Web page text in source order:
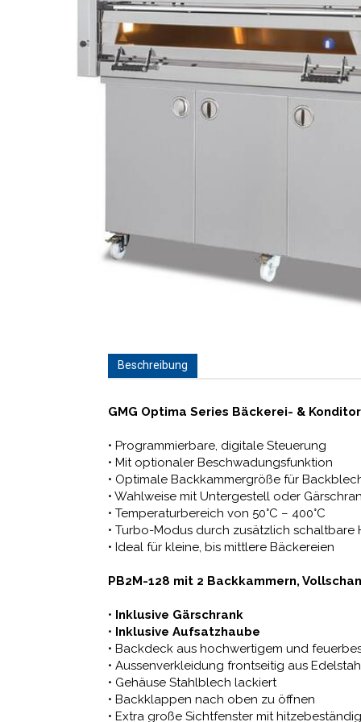
Beschreibung
GMG Optima Series Bäckerei- &
• Programmierbare, digitale Steuerung
• Mit optionaler Beschwadungsfunktion
• Optimale Backkammergröße für
• Wahlweise mit Untergestell oder
• Temperaturbereich von 50°C – 400°C
• Turbo-Modus durch zusätzlich schaltbare
• Ideal für kleine, bis mittlere Bäckereien
PB2M-128 mit 2 Backkammern,
• Inklusive Gärschrank
• Inklusive Aufsatzhaube
• Backdeck aus hochwertigem und
• Aussenverkleidung frontseitig aus
• Gehäuse Stahlblech lackiert
• Backklappen nach oben zu öffnen
• Extra große Sichtfenster mit